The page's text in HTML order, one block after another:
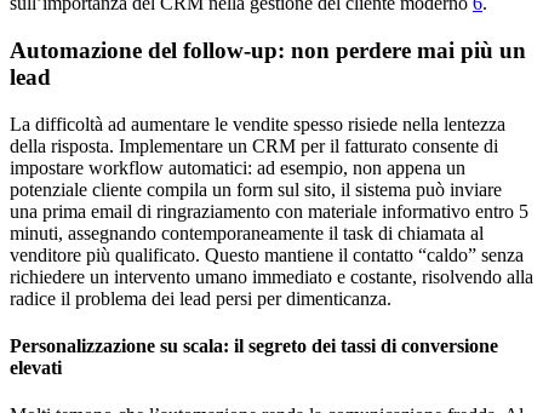
Automazione del follow-up: non perdere mai più un
lead
La difficoltà ad aumentare le vendite spesso risiede nella lentezza
della risposta. Implementare un CRM per il fatturato consente di
impostare workflow automatici: ad esempio, non appena un
potenziale cliente compila un form sul sito, il sistema può inviare
una prima email di ringraziamento con materiale informativo entro 5
minuti, assegnando contemporaneamente il task di chiamata al
venditore più qualificato. Questo mantiene il contatto “caldo” senza
richiedere un intervento umano immediato e costante, risolvendo alla
radice il problema dei lead persi per dimenticanza.
Personalizzazione su scala: il segreto dei tassi di conversione
elevati